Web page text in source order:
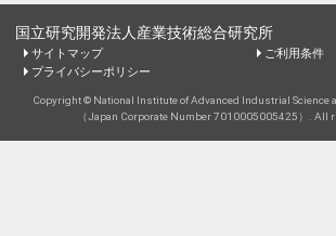
国立研究開発法人産業技術総合研究所
サイトマップ
ご利用条件
プライバシーポリシー
Copyright © National Institute of Advanced Industrial Science
（Japan Corporate Number 7010005005425）. All